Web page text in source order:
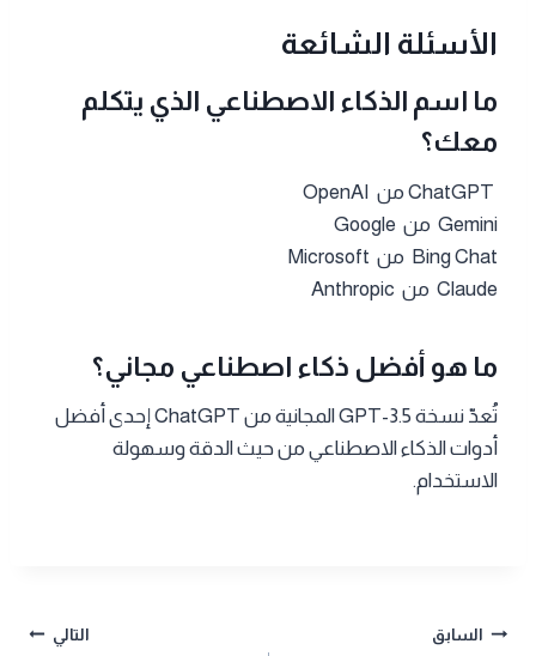
الأسئلة الشائعة
ما اسم الذكاء الاصطناعي الذي يتكلم
معك؟
Gemini من Google
Bing Chat من Microsoft
Claude من Anthropic
ما هو أفضل ذكاء اصطناعي مجاني؟
تُعدّ نسخة GPT-3.5 المجانية من ChatGPT إحدى أفضل
أدوات الذكاء الاصطناعي من حيث الدقة وسهولة
الاستخدام.
تصفّح
السابق التالي